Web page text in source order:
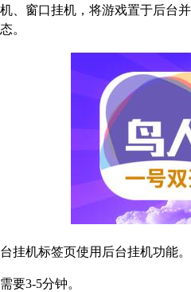
、窗口挂机，将游戏置于后台
。
挂机标签页使用后台挂机功能。
要3-5分钟。